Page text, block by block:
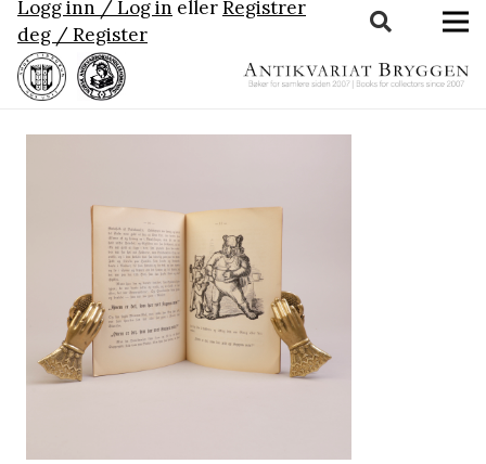
Logg inn / Log in ellerRegistrer
deg / Register